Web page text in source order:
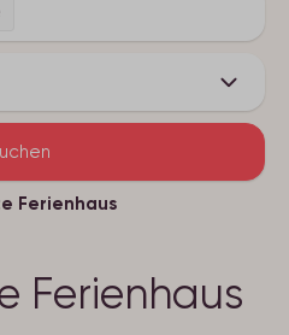
Ferienhaus
Ferienhaus